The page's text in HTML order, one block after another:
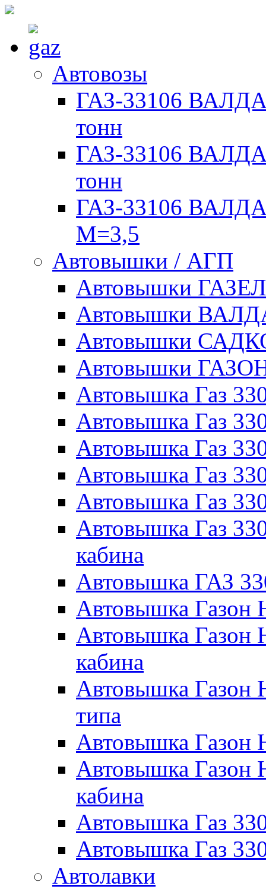
Автовозы
ГАЗ-33106
тонн
ГАЗ-33106
тонн
ГАЗ-33106
М=3,5
Автовышки / АГП
Автовышки
Автовышки
Автовышки
Автовышки
Автовышка Газ
Автовышка Газ
Автовышка Газ
Автовышка Газ
Автовышка Газ
Автовышка Газ
кабина
Автовышка ГАЗ
Автовышка
Автовышка Газон
кабина
Автовышка Газон
типа
Автовышка Газон
Автовышка Газон
кабина
Автовышка Газ
Автовышка Газ
Автолавки